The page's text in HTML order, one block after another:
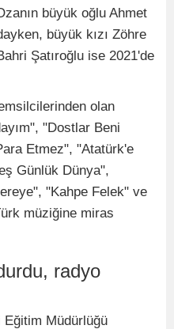
büyük oğlu Ahmet
büyük kızı Zöhre
Şatıroğlu ise 2021'de
olan
"Dostlar Beni
Etmez", "Atatürk'e
Günlük Dünya",
"Kahpe Felek" ve
müziğine miras
radyo
Müdürlüğü